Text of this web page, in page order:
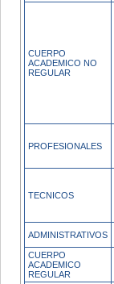
CUERPO
ACADEMICO NO
REGULAR
PROFESIONALES
TECNICOS
ADMINISTRATIVOS
CUERPO
ACADEMICO
REGULAR